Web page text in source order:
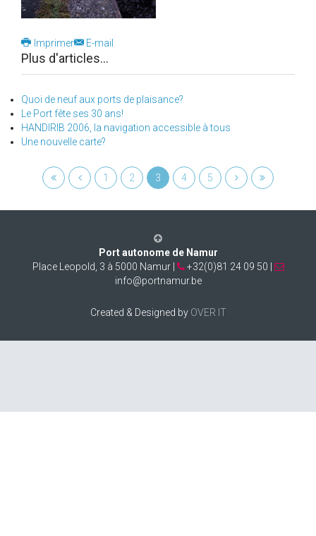
Imprimer E-mail
Plus d'articles...
Quoi de neuf aux ports de plaisance?
Le Port fête ses 30 ans!
HANDIRIB 2006, la navigation accessible à tous
Une nouvelle carte?
1 2 3 4 5
Port autonome de Namur
Place Leopold, 3 à 5000 Namur |
+32(0)81 24 09 50 |
info@portnamur.be
Created & Designed by OVER IT